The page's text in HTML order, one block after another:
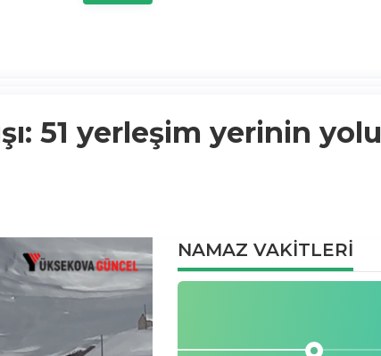
51 yerleşim yerinin yolu
NAMAZ VAKİTLERİ